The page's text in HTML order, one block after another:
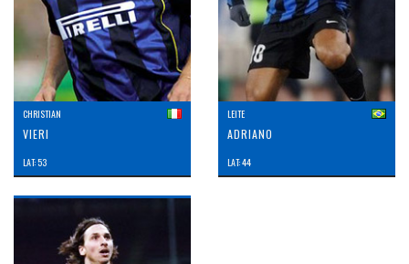
CHRISTIAN
VIERI
LAT: 53
LEITE
ADRIANO
LAT: 44